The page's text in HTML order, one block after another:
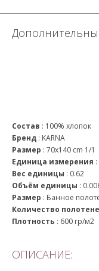
Состав : 100% хлопок
Бренд : KARNA
Размер : 70x140 cm 1/1
Единица измерения :
Вес единицы : 0.62
Объём единицы :
Размер : Банное
Количество
Плотность : 600 гр/м2
ОПИСАНИЕ: